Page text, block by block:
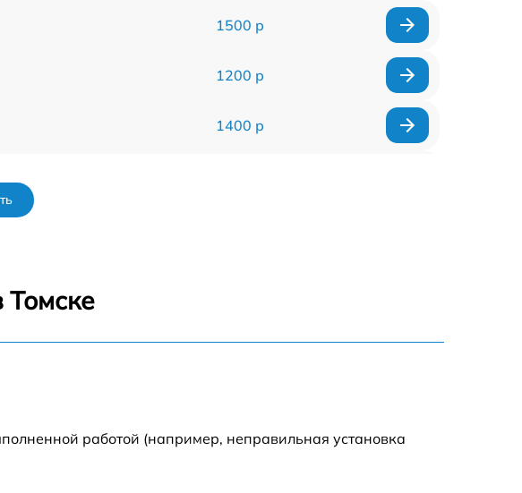
1500 р
1200 р
1400 р
Томске
работой (например, неправильная установка